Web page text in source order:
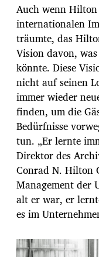
Auch wenn
internationalen
träumte, das
Vision davon,
könnte. Diese
nicht auf seinen
immer wieder
finden, um die
Bedürfnisse
tun. „Er lernte
Direktor des
Conrad N. Hilton
Management der
alt er war, er
es im